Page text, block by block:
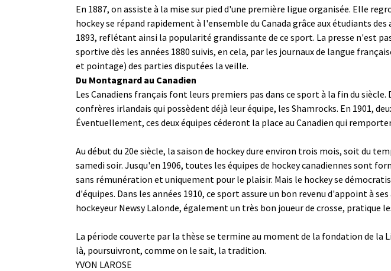
En 1887, on assiste à la mise sur pied d'une première ligue organisée. Elle
hockey se répand rapidement à l'ensemble du Canada grâce aux étudiants
1893, reflétant ainsi la popularité grandissante de ce sport. La presse n'est
sportive dès les années 1880 suivis, en cela, par les journaux de langue
et pointage) des parties disputées la veille.
Du Montagnard au Canadien
Les Canadiens français font leurs premiers pas dans ce sport à la fin du
confrères irlandais qui possèdent déjà leur équipe, les Shamrocks. En
Éventuellement, ces deux équipes céderont la place au Canadien qui
Au début du 20e siècle, la saison de hockey dure environ trois mois, soit du
samedi soir. Jusqu'en 1906, toutes les équipes de hockey canadiennes sont
sans rémunération et uniquement pour le plaisir. Mais le hockey se
d'équipes. Dans les années 1910, ce sport assure un bon revenu d'appoint à
hockeyeur Newsy Lalonde, également un très bon joueur de crosse, pratique
La période couverte par la thèse se termine au moment de la fondation de
là, poursuivront, comme on le sait, la tradition.
YVON LAROSE